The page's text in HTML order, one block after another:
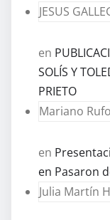
JESUS
en
SOLÍS Y
PRIETO
Mariano Rufo
en
en Pasaron
Julia Martín